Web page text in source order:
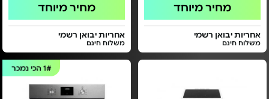
מחיר מיוחד
אחריות יבואן רשמי
משלוח חינם
מחיר מיוחד
אחריות יבואן רשמי
משלוח חינם
1#הכי נמכר